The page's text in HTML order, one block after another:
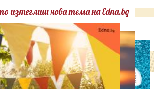
изтеглиш нова тема на Edna.bg